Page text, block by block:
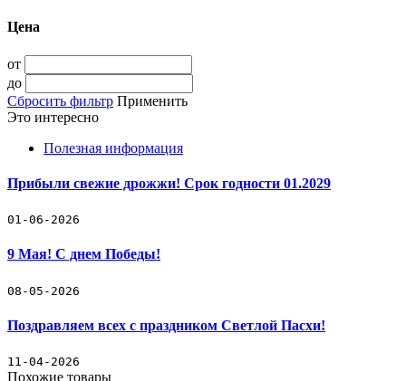
Цена
от
до
Сбросить фильтр Применить
Это интересно
Полезная информация
Прибыли свежие дрожжи! Срок годности 01.2029
01-06-2026
9 Мая! С днем Победы!
08-05-2026
Поздравляем всех с праздником Светлой Пасхи!
11-04-2026
Похожие товары